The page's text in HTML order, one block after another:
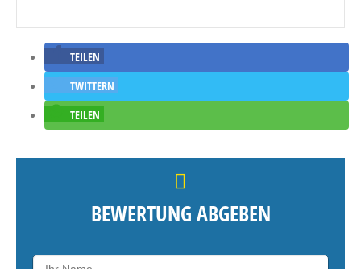
TEILEN
TWITTERN
TEILEN
BEWERTUNG ABGEBEN